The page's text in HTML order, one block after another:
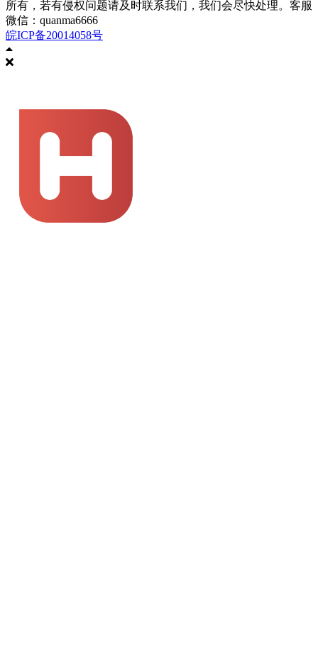
所有，若有侵权问题请及时联系我们，我们会尽快处理。客服
微信：quanma6666
皖ICP备20014058号